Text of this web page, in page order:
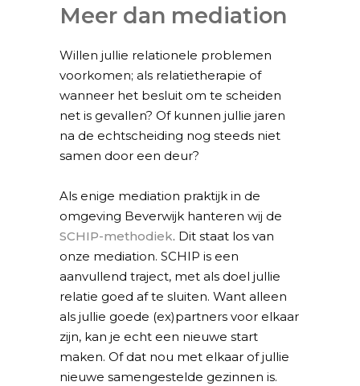
Meer dan mediation
Willen jullie relationele problemen
voorkomen; als relatietherapie of
wanneer het besluit om te scheiden
net is gevallen? Of kunnen jullie jaren
na de echtscheiding nog steeds niet
samen door een deur?
Als enige mediation praktijk in de
omgeving Beverwijk hanteren wij de
SCHIP-methodiek. Dit staat los van
onze mediation. SCHIP is een
aanvullend traject, met als doel jullie
relatie goed af te sluiten. Want alleen
als jullie goede (ex)partners voor elkaar
zijn, kan je echt een nieuwe start
maken. Of dat nou met elkaar of jullie
nieuwe samengestelde gezinnen is.